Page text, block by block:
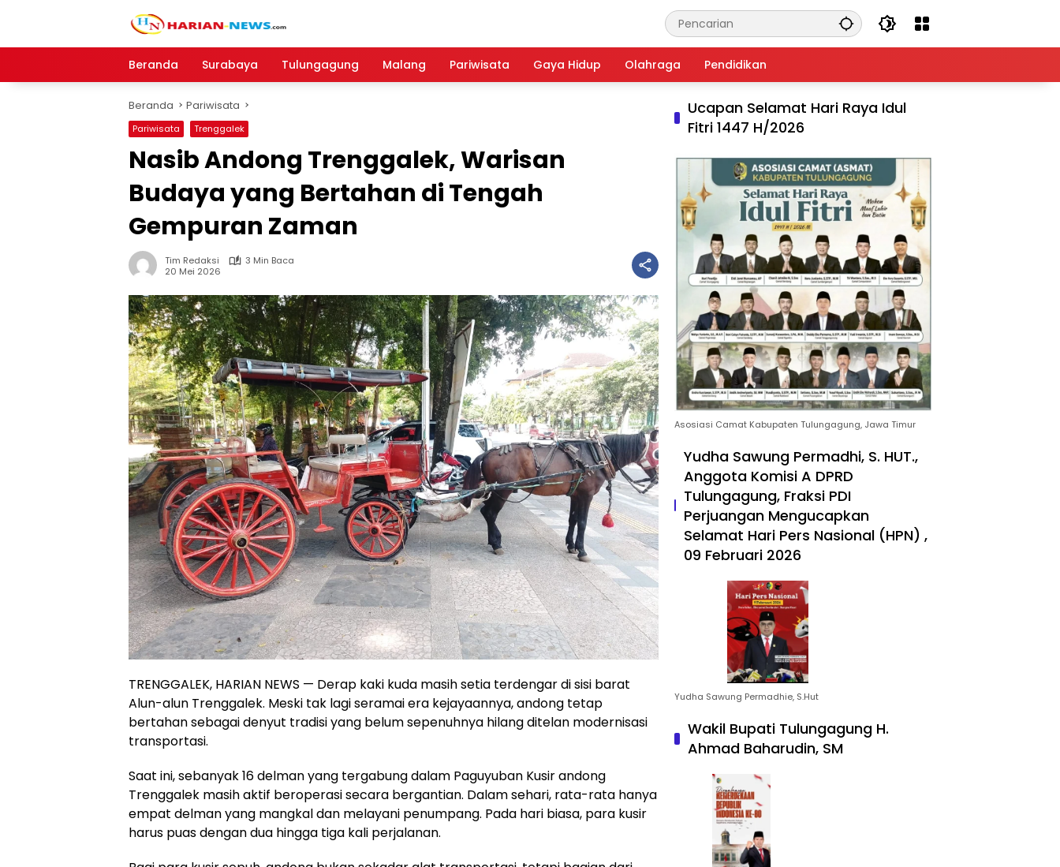
Beranda
Surabaya Tulungagung Malang Pariwisata Gaya Hidup Olahraga Pendidikan
Beranda Pariwisata
Pariwisata Trenggalek
Nasib Andong Trenggalek, Warisan
Budaya yang Bertahan di Tengah
Gempuran Zaman
Tim Redaksi
3 Min Baca
20 Mei 2026
TRENGGALEK, HARIAN NEWS — Derap kaki kuda masih setia terdengar di sisi barat
Alun-alun Trenggalek. Meski tak lagi seramai era kejayaannya, andong tetap
bertahan sebagai denyut tradisi yang belum sepenuhnya hilang ditelan modernisasi
transportasi.
Saat ini, sebanyak 16 delman yang tergabung dalam Paguyuban Kusir andong
Trenggalek masih aktif beroperasi secara bergantian. Dalam sehari, rata-rata hanya
empat delman yang mangkal dan melayani penumpang. Pada hari biasa, para kusir
harus puas dengan dua hingga tiga kali perjalanan.
Ucapan Selamat Hari Raya Idul
Fitri 1447 H/2026
Asosiasi Camat Kabupaten Tulungagung, Jawa Timur
Yudha Sawung Permadhi, S. HUT.,
Anggota Komisi A DPRD
Tulungagung, Fraksi PDI
Perjuangan Mengucapkan
Selamat Hari Pers Nasional (HPN) ,
09 Februari 2026
Yudha Sawung Permadhie, S.Hut
Wakil Bupati Tulungagung H.
Ahmad Baharudin, SM